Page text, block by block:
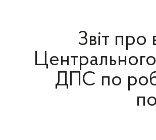
Звіт
ДПС по